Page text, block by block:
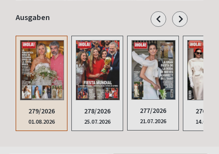
Ausgaben
279/2026
01.08.2026
278/2026
25.07.2026
277/2026
21.07.2026
276/